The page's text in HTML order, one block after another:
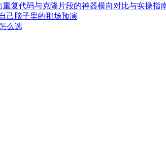
复代码与克隆片段的神器横向对比与实操指
己脑子里的那场预演
么选